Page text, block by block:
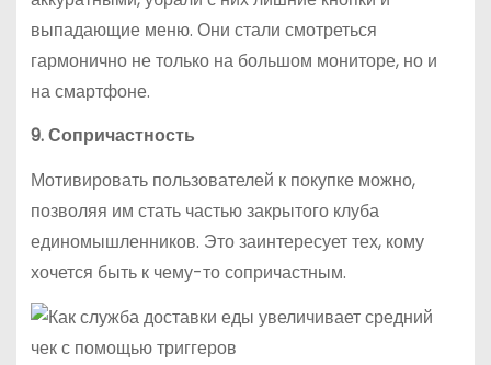
выпадающие меню. Они стали смотреться
гармонично не только на большом мониторе, но и
на смартфоне.
9. Сопричастность
Мотивировать пользователей к покупке можно,
позволяя им стать частью закрытого клуба
единомышленников. Это заинтересует тех, кому
хочется быть к чему-то сопричастным.